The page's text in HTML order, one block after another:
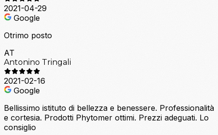
2021-04-29
Google
Otrimo posto
AT
Antonino Tringali
2021-02-16
Google
Bellissimo istituto di bellezza e benessere. Professionalità
e cortesia. Prodotti Phytomer ottimi. Prezzi adeguati. Lo
consiglio